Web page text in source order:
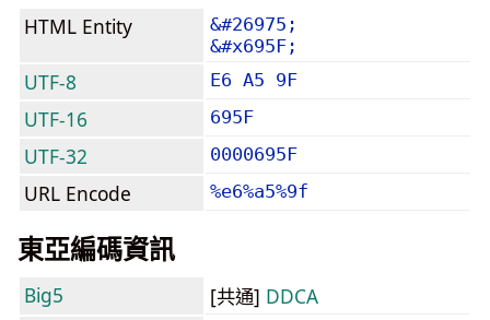
HTML Entity
&#26975;
&#x695F;
UTF-8 E6 A5 9F
UTF-16 695F
UTF-32 0000695F
URL Encode %e6%a5%9f
東亞編碼資訊
Big5 [共通] DDCA